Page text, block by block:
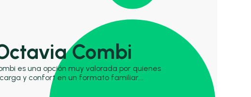
Combi
es una opción muy valorada por quienes
y confort en un formato familiar.
como el Ford Focus Sportbreak y el Peugeot